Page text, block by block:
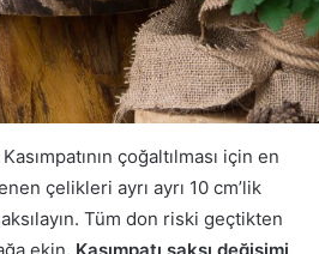
çoğaltılması için en
çelikleri ayrı ayrı 10 cm’lik
Tüm don riski geçtikten